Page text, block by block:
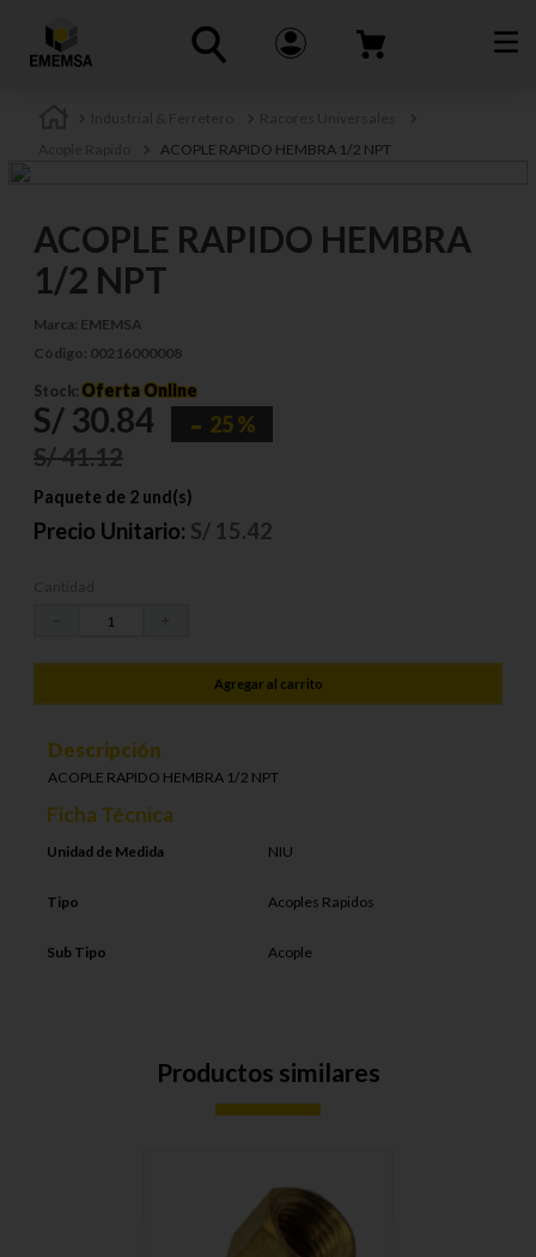
ACOPLE RAPIDO HEMBRA 1/2 NPT
ACOPLE RAPIDO HEMBRA
1/2 NPT
Marca: EMEMSA
Código: 00216000008
Stock: Oferta Online
S/ 30.84 25 %
S/41.12
Paquete de 2 und(s)
Precio Unitario: S/ 15.42
Agregar al carrito
Descripción
ACOPLE RAPIDO HEMBRA 1/2 NPT
Ficha Técnica
Unidad de Medida NIU
Tipo Acoples Rapidos
Sub Tipo Acople
Productos similares